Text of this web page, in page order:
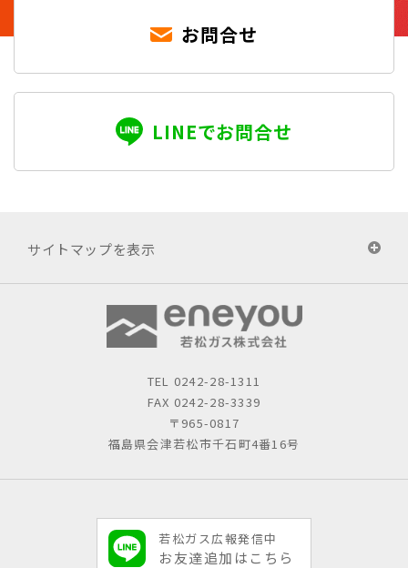
お問合せ
LINEでお問合せ
サイトマップを表示
TEL 0242-28-1311
FAX 0242-28-3339
〒965-0817
福島県会津若松市千石町4番16号
若松ガス広報発信中
お友達追加はこちら